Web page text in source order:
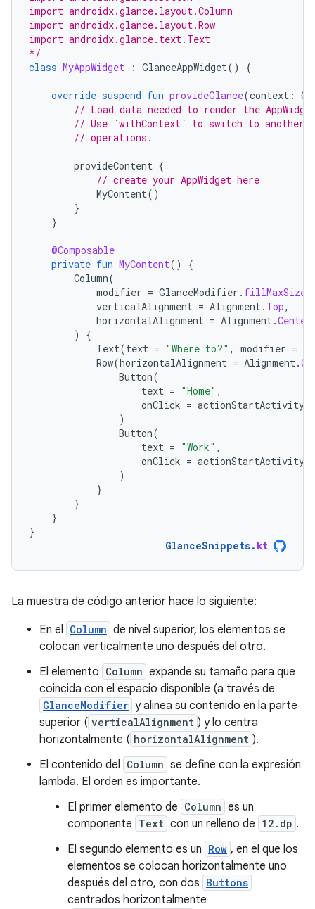
import androidx.glance.layout.Column
import androidx.glance.layout.Row
import androidx.glance.text.Text
*/
class MyAppWidget : GlanceAppWidget() {
override suspend fun provideGlance(context :
// Load data needed to render the
// Use `withContext` to switch to another
// operations.
provideContent {
// create your AppWidget here
MyContent()
}
}
@Composable
private fun MyContent()
{
Column(
modifier = GlanceModifier . fillMaxSize
verticalAlignment = Alignment. Top,
horizontalAlignment = Alignment.
)
{
Text(text = "Where to?" , modifier =
Row(horizontalAlignment = Alignment.
Button(
text = "Home" ,
onClick =
)
Button(
text = "Work" ,
onClick =
)
}
}
}
}
GlanceSnippets. kt
La muestra de código anterior hace lo siguiente:
En el Column de nivel superior, los elementos se
colocan verticalmente uno después del otro.
El elemento Column expande su tamaño para que
coincida con el espacio disponible (a través de
GlanceModifier y alinea su contenido en la parte
superior ( verticalAlignment ) y lo centra
horizontalmente ( horizontalAlignment ).
El contenido del Column se define con la expresión
lambda. El orden es importante.
El primer elemento de Column es un
componente Text con un relleno de 12.dp .
El segundo elemento es un Row , en el que los
elementos se colocan horizontalmente uno
después del otro, con dos Buttons
centrados horizontalmente